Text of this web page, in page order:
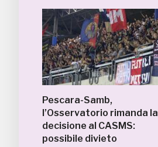
Pescara-Samb,
l’Osservatorio rimanda la
decisione al CASMS:
possibile divieto